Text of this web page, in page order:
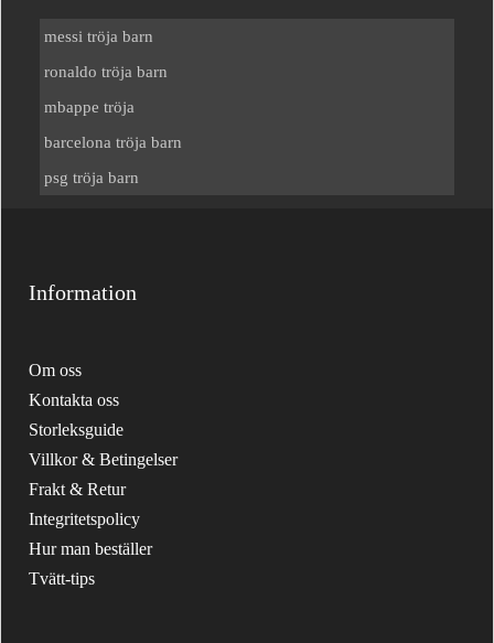
messi tröja barn
ronaldo tröja barn
mbappe tröja
barcelona tröja barn
psg tröja barn
Information
Om oss
Kontakta oss
Storleksguide
Villkor & Betingelser
Frakt & Retur
Integritetspolicy
Hur man beställer
Tvätt-tips